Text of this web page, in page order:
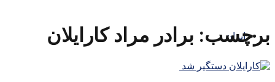
ایران
برچسب: برادر مراد كارايلان